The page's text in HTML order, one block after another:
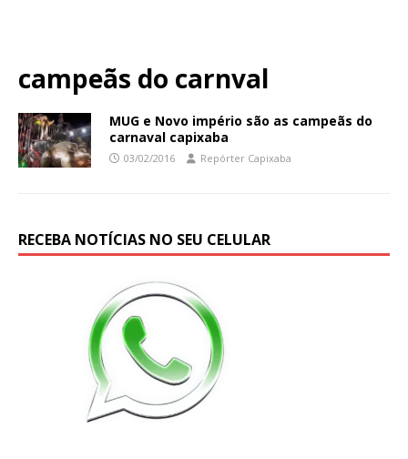
campeãs do carnval
MUG e Novo império são as campeãs do
carnaval capixaba
03/02/2016 Repórter Capixaba
RECEBA NOTÍCIAS NO SEU CELULAR